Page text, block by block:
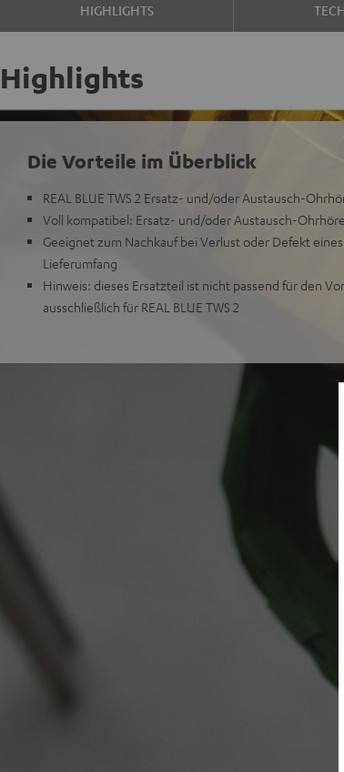
BlackWhite
HIGHLIGHTS
Highlights
Die Vorteile im Überblick
REAL BLUE TWS 2 Ersatz- und/oder Austausch-
Voll kompatibel: Ersatz- und/oder Austausch-
Geeignet zum Nachkauf bei Verlust oder Defekt
Lieferumfang
Hinweis: dieses Ersatzteil ist nicht passend für den
ausschließlich für REAL BLUE TWS 2